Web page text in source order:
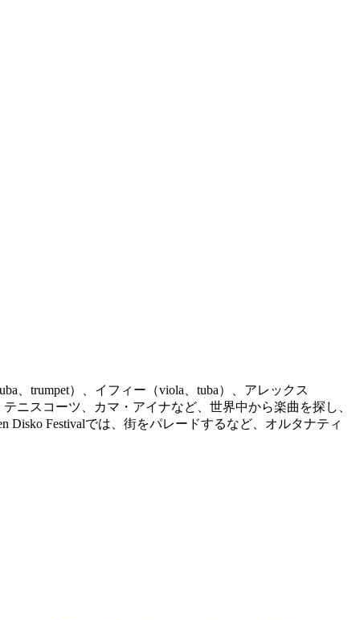
、trumpet）、イフィー（viola、tuba）
、アレックス
ニスコーツ、カマ・ アイナなど、世界中から楽曲を探し、
Disko Festivalでは、街をパレードするなど、 オルタナティ